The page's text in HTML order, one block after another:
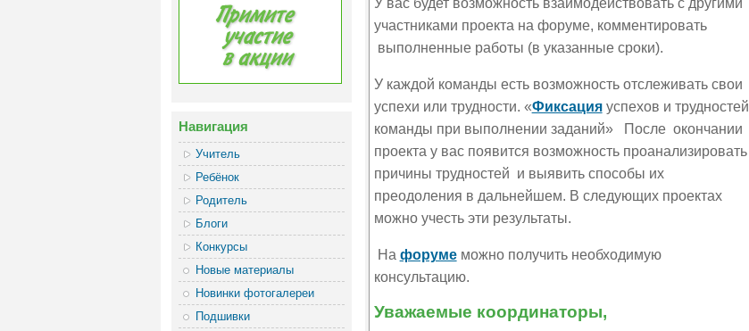
Навигация
Учитель
Ребёнок
Родитель
Блоги
Конкурсы
Новые материалы
Новинки фотогалереи
Подшивки
участниками проекта на форуме, комментировать
выполненные работы (в указанные сроки).
У каждой команды есть возможность отслеживать свои
успехи или трудности. «Фиксация успехов и трудностей
команды при выполнении заданий» После окончании
проекта у вас появится возможность проанализировать
причины трудностей и выявить способы их
преодоления в дальнейшем. В следующих проектах
можно учесть эти результаты.
На форумеможно получить необходимую
консультацию.
Уважаемые координаторы,